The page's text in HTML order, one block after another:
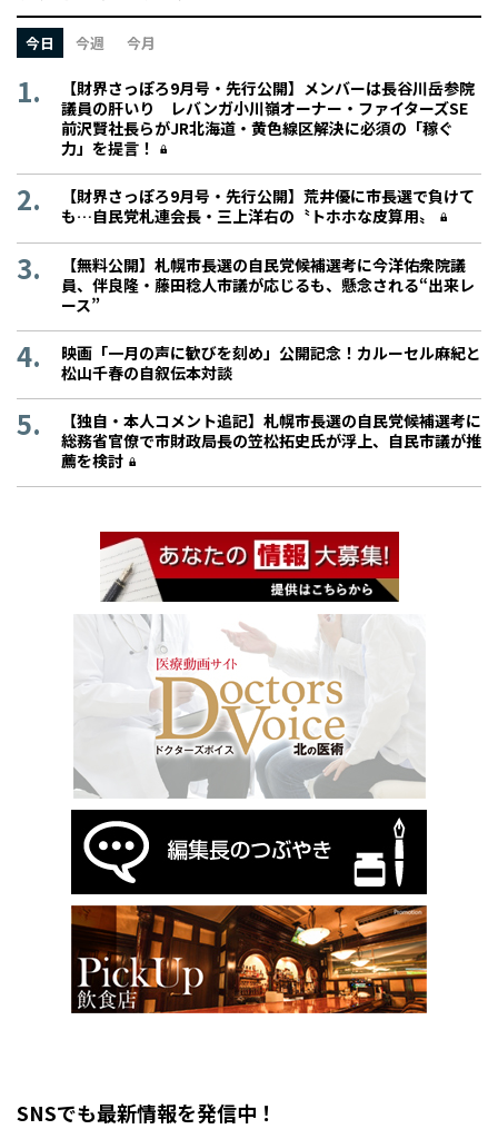
今日 今週 今月
【財界さっぽろ9月号・先行公開】メンバーは長谷川岳参院
議員の肝いり レバンガ小川嶺オーナー・ファイターズSE
前沢賢社長らがJR北海道・黄色線区解決に必須の「稼ぐ
力」を提言！
【財界さっぽろ9月号・先行公開】荒井優に市長選で負けて
も…自民党札連会長・三上洋右の〝トホホな皮算用〟
【無料公開】札幌市長選の自民党候補選考に今洋佑衆院議
員、伴良隆・藤田稔人市議が応じるも、懸念される“出来レ
ース”
映画「一月の声に歓びを刻め」公開記念！カルーセル麻紀と
松山千春の自叙伝本対談
【独自・本人コメント追記】札幌市長選の自民党候補選考に
総務省官僚で市財政局長の笠松拓史氏が浮上、自民市議が推
薦を検討
SNSでも最新情報を発信中！